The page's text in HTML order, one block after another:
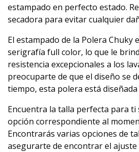
estampado en perfecto estado.
secadora para evitar cualquier
El estampado de la Polera Chuky
serigrafía full color, lo que le
resistencia excepcionales a los
preocuparte de que el diseño se
tiempo, esta polera está
Encuentra la talla perfecta para ti
opción correspondiente al
Encontrarás varias opciones de
asegurarte de encontrar el ajuste